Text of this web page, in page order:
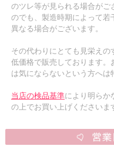
のツレ等が見られる場合がご
のでも、製造時期によって
異なる場合がございます。
その代わりにとても見栄え
低価格で販売しております。
は気にならないという方へは
当店の検品基準により明らか
の上でお買い上げくださいま